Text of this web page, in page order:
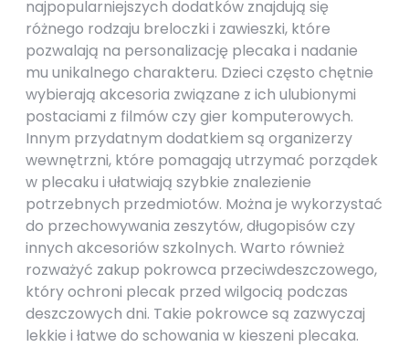
najpopularniejszych dodatków znajdują się
różnego rodzaju breloczki i zawieszki, które
pozwalają na personalizację plecaka i nadanie
mu unikalnego charakteru. Dzieci często chętnie
wybierają akcesoria związane z ich ulubionymi
postaciami z filmów czy gier komputerowych.
Innym przydatnym dodatkiem są organizerzy
wewnętrzni, które pomagają utrzymać porządek
w plecaku i ułatwiają szybkie znalezienie
potrzebnych przedmiotów. Można je wykorzystać
do przechowywania zeszytów, długopisów czy
innych akcesoriów szkolnych. Warto również
rozważyć zakup pokrowca przeciwdeszczowego,
który ochroni plecak przed wilgocią podczas
deszczowych dni. Takie pokrowce są zazwyczaj
lekkie i łatwe do schowania w kieszeni plecaka.